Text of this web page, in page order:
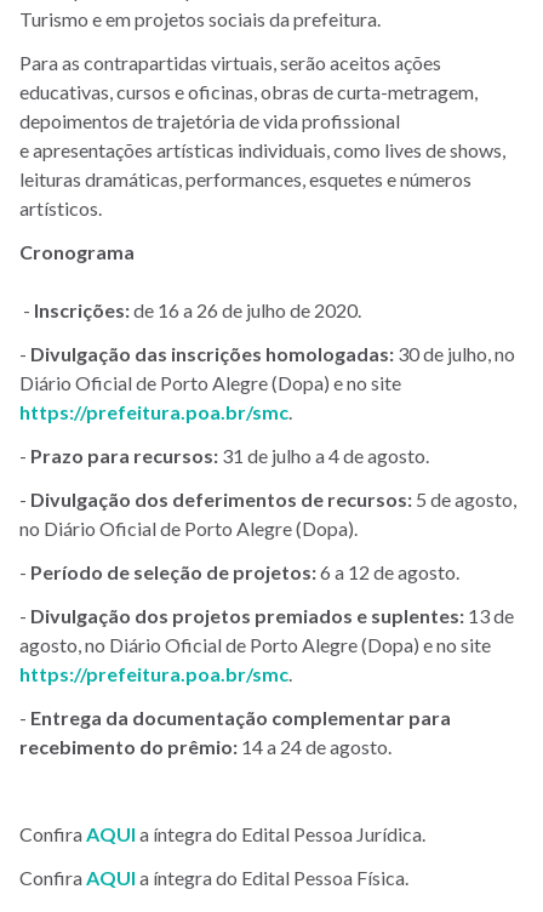
Turismo e em projetos sociais da prefeitura.
Para as contrapartidas virtuais, serão aceitos ações
educativas, cursos e oficinas, obras de curta-metragem,
depoimentos de trajetória de vida profissional
e apresentações artísticas individuais, como lives de shows,
leituras dramáticas, performances, esquetes e números
artísticos.
Cronograma
- Inscrições:de 16 a 26 de julho de 2020.
- Divulgação das inscrições homologadas: 30 de julho, no
Diário Oficial de Porto Alegre (Dopa) e no site
https://prefeitura.poa.br/smc.
- Prazo para recursos: 31 de julho a 4 de agosto.
- Divulgação dos deferimentos de recursos: 5 de agosto,
no Diário Oficial de Porto Alegre (Dopa).
- Período de seleção de projetos:6 a 12 de agosto.
- Divulgação dos projetos premiados e suplentes: 13 de
agosto, no Diário Oficial de Porto Alegre (Dopa) e no site
https://prefeitura.poa.br/smc.
- Entrega da documentação complementar para
recebimento do prêmio: 14 a 24 de agosto.
ConfiraAQUI a íntegra do Edital Pessoa Jurídica.
ConfiraAQUI a íntegra do Edital Pessoa Física.